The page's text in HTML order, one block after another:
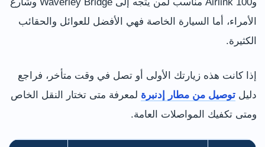
الأمراء، أما السيارة الخاصة فهي الأفضل للعوائل والحقائب
الكثيرة.
إذا كانت هذه زيارتك الأولى أو تصل في وقت متأخر، فراجع
دليل توصيل من مطار إدنبرة لمعرفة متى تختار النقل الخاص
ومتى تكفيك المواصلات العامة.